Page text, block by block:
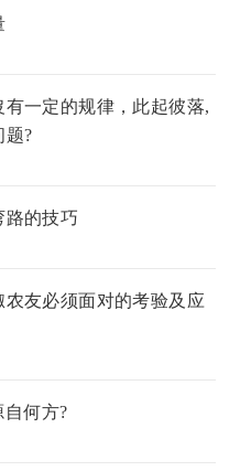
一定的规律，此起彼落,
题?
路的技巧
友必须面对的考验及应
自何方?